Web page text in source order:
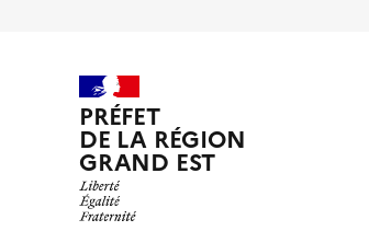
PRÉFET
DE LA RÉGION
GRAND EST